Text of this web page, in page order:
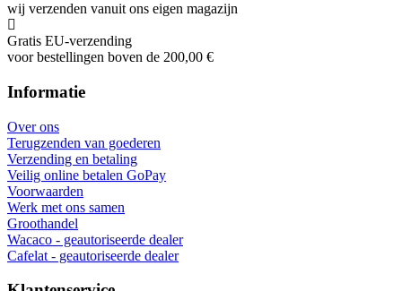
Wacaco, Cafelat, Flair en meer
Gespecialiseerde dealer
ondersteuning voor en na aankoop
EU-levering
levering aan alle EU-landen
Goederen in EU-voorraad
wij verzenden vanuit ons eigen magazijn